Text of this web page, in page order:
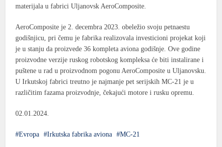
materijala u fabrici Uljanovsk AeroComposite.
AeroComposite je 2. decembra 2023. obeležio svoju petnaestu
godišnjicu, pri čemu je fabrika realizovala investicioni projekat koji
je u stanju da proizvede 36 kompleta aviona godišnje. Ove godine
proizvodne verzije ruskog robotskog kompleksa će biti instalirane i
puštene u rad u proizvodnom pogonu AeroComposite u Uljanovsku.
U Irkutskoj fabrici treutno je najmanje pet serijskih MC-21 je u
različitim fazama proizvodnje, čekajući motore i rusku opremu.
02.01.2024.
Evropa Irkutska fabrika aviona MC-21